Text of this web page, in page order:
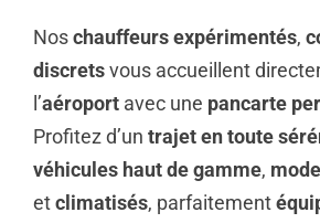
Noschauffeurs expérimentés,
discretsvous accueillent
l’aéroport avec une pancarte
Profitez d’un trajet en toute
véhicules haut de gamme,
etclimatisés, parfaitement